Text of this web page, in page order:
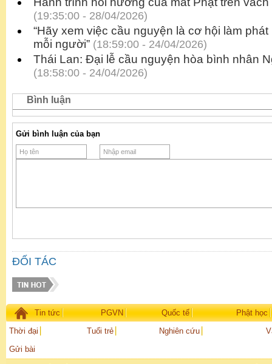
(19:35:00 - 28/04/2026)
“Hãy xem việc cầu nguyện là cơ hội làm
mỗi người” (18:59:00 - 24/04/2026)
Thái Lan: Đại lễ cầu nguyện hòa bình nhân
(18:58:00 - 24/04/2026)
Bình luận
Gửi bình luận của bạn
ĐỐI TÁC
Tin tức PGVN Quốc tế
Phật học
Thời đại
Tuổi trẻ Nghiên cứu
Gửi bài